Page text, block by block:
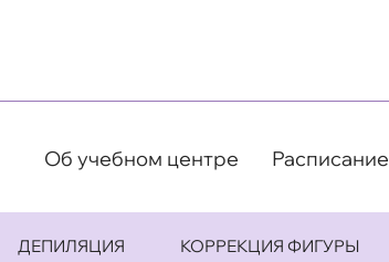
Об учебном центре Расписание
ДЕПИЛЯЦИЯ КОРРЕКЦИЯ ФИГУРЫ